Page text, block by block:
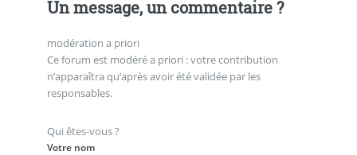
Un message, un commentaire ?
modération a priori
Ce forum est modéré a priori : votre contribution
n’apparaîtra qu’après avoir été validée par les
responsables.
Qui êtes-vous ?
Votre nom